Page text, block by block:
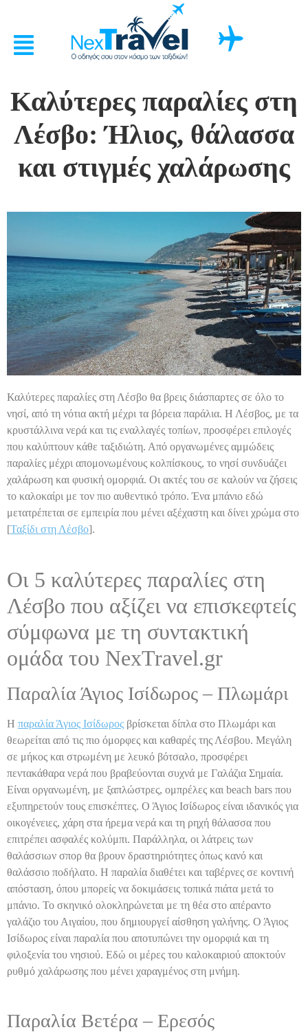
Καλύτερες παραλίες στη
Λέσβο: Ήλιος, θάλασσα
και στιγμές χαλάρωσης
Καλύτερες παραλίες στη Λέσβο θα βρεις διάσπαρτες σε όλο το
νησί, από τη νότια ακτή μέχρι τα βόρεια παράλια. Η Λέσβος, με τα
κρυστάλλινα νερά και τις εναλλαγές τοπίων, προσφέρει επιλογές
που καλύπτουν κάθε ταξιδιώτη. Από οργανωμένες αμμώδεις
παραλίες μέχρι απομονωμένους κολπίσκους, το νησί συνδυάζει
χαλάρωση και φυσική ομορφιά. Οι ακτές του σε καλούν να ζήσεις
το καλοκαίρι με τον πιο αυθεντικό τρόπο. Ένα μπάνιο εδώ
μετατρέπεται σε εμπειρία που μένει αξέχαστη και δίνει χρώμα στο
[Ταξίδι στη Λέσβο].
Οι 5 καλύτερες παραλίες στη
Λέσβο που αξίζει να επισκεφτείς
σύμφωνα με τη συντακτική
ομάδα του NexTravel.gr
Παραλία Άγιος Ισίδωρος – Πλωμάρι
Η παραλία Άγιος Ισίδωρος βρίσκεται δίπλα στο Πλωμάρι και
θεωρείται από τις πιο όμορφες και καθαρές της Λέσβου. Μεγάλη
σε μήκος και στρωμένη με λευκό βότσαλο, προσφέρει
πεντακάθαρα νερά που βραβεύονται συχνά με Γαλάζια Σημαία.
Είναι οργανωμένη, με ξαπλώστρες, ομπρέλες και beach bars που
εξυπηρετούν τους επισκέπτες. Ο Άγιος Ισίδωρος είναι ιδανικός για
οικογένειες, χάρη στα ήρεμα νερά και τη ρηχή θάλασσα που
επιτρέπει ασφαλές κολύμπι. Παράλληλα, οι λάτρεις των
θαλάσσιων σπορ θα βρουν δραστηριότητες όπως κανό και
θαλάσσιο ποδήλατο. Η παραλία διαθέτει και ταβέρνες σε κοντινή
απόσταση, όπου μπορείς να δοκιμάσεις τοπικά πιάτα μετά το
μπάνιο. Το σκηνικό ολοκληρώνεται με τη θέα στο απέραντο
γαλάζιο του Αιγαίου, που δημιουργεί αίσθηση γαλήνης. Ο Άγιος
Ισίδωρος είναι παραλία που αποτυπώνει την ομορφιά και τη
φιλοξενία του νησιού. Εδώ οι μέρες του καλοκαιριού αποκτούν
ρυθμό χαλάρωσης που μένει χαραγμένος στη μνήμη.
Παραλία Βετέρα – Ερεσός